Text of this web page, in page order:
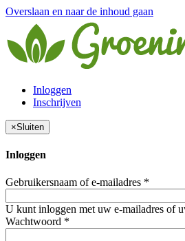
Overslaan en naar de inhoud gaan
Inloggen
Inschrijven
×Sluiten
Inloggen
Gebruikersnaam of e-mailadres *
U kunt inloggen met uw e-mailadres of
Wachtwoord *